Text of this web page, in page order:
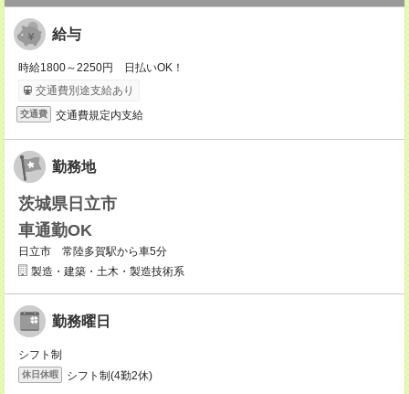
給与
時給1800～2250円 日払いOK！
交通費別途支給あり
交通費 交通費規定内支給
勤務地
茨城県日立市
車通勤OK
日立市 常陸多賀駅から車5分
製造・建築・土木・製造技術系
勤務曜日
シフト制
休日休暇 シフト制(4勤2休)